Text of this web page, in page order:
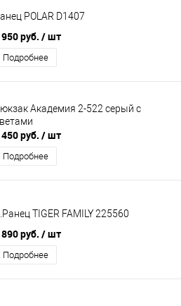
POLAR D1407
руб. / шт
Подробнее
Академия 2-522 серый с
руб. / шт
Подробнее
TIGER FAMILY 225560
руб. / шт
Подробнее